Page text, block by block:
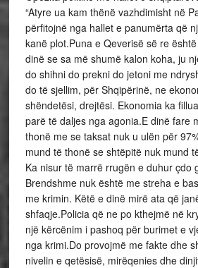
“Atyre ua kam thënë vazhdimisht në
përfitojnë nga hallet e panumërta që
kanë plot.Puna e Qeverisë së re
dinë se sa më shumë kalon koha, ju
do shihni do prekni do jetoni me
do të sjellim, për Shqipërinë, ne
shëndetësi, drejtësi. Ekonomia ka
parë të daljes nga agonia.E dinë fare
thonë me se taksat nuk u ulën për
mund të thonë se shtëpitë nuk mund
Ka nisur të marrë rrugën e duhur çdo
Brendshme nuk është me streha e
me krimin. Këtë e dinë mirë ata që
shfaqje.Policia që ne po kthejmë në
një kërcënim i pashoq për burimet e
nga krimi.Do provojmë me fakte dhe
nivelin e qetësisë, mirëqenies dhe